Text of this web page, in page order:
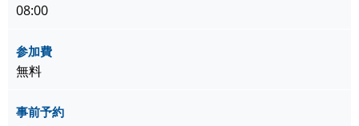
08:00
参加費
無料
事前予約